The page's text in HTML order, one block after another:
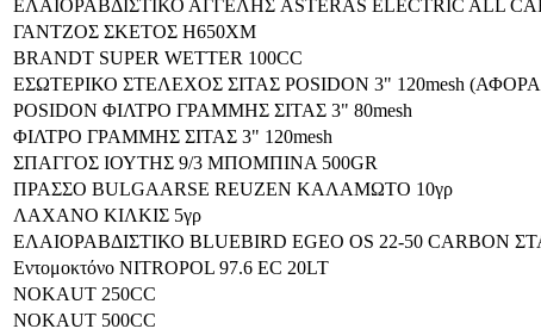
ΕΛΑΙΟΡΑΒΔΙΣΤΙΚΟ ΑΓΓΕΛΗΣ ASTERAS ELECTRIC ALL
ΓΑΝΤΖΟΣ ΣΚΕΤΟΣ H650XM
BRANDT SUPER WETTER 100CC
ΕΣΩΤΕΡΙΚΟ ΣΤΕΛΕΧΟΣ ΣΙΤΑΣ POSIDON 3" 120mesh
POSIDON ΦΙΛΤΡΟ ΓΡΑΜΜΗΣ ΣΙΤΑΣ 3" 80mesh
ΦΙΛΤΡΟ ΓΡΑΜΜΗΣ ΣΙΤΑΣ 3" 120mesh
ΣΠΑΓΓΟΣ ΙΟΥΤΗΣ 9/3 ΜΠΟΜΠΙΝΑ 500GR
ΠΡΑΣΣΟ BULGAARSE REUZEN ΚΑΛΑΜΩΤΟ 10γρ
ΛΑΧΑΝΟ ΚΙΛΚΙΣ 5γρ
ΕΛΑΙΟΡΑΒΔΙΣΤΙΚΟ BLUEBIRD EGEO OS 22-50 CARBON
Εντομοκτόνο NITROPOL 97.6 EC 20LT
NOKAUT 250CC
NOKAUT 500CC